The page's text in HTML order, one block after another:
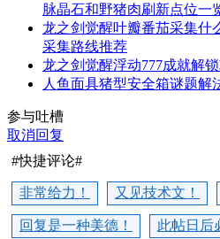
脉晶石和野猪肉刷新点位一
龙之剑觉醒叶瓣番茄采集什
采集路线推荐
龙之剑觉醒浮动777成就解
人鱼面具猪型安全箱谜题解
参与吐槽
取消回复
#快捷评论#
非常给力！ 又见技术文！
回复是一种美德！ 此帖日后